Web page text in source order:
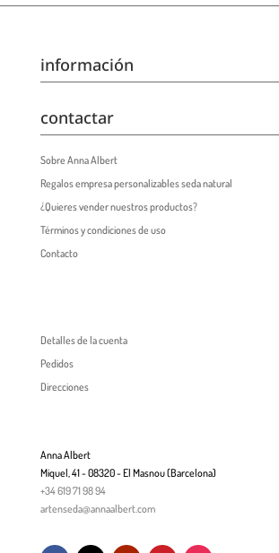
información
contactar
Sobre Anna Albert
Regalos empresa personalizables seda natural
¿Quieres vender nuestros productos?
Términos y condiciones de uso
Contacto
Detalles de la cuenta
Pedidos
Direcciones
Anna Albert
Miquel, 41 - 08320 - El Masnou (Barcelona)
+34 619 71 98 94
artenseda@annaalbert.com